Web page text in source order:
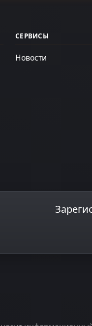
СЕРВИСЫ
Новости